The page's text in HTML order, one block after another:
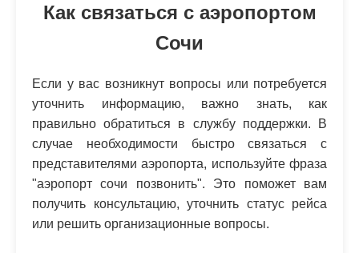
Как связаться с аэропортом
Сочи
Если у вас возникнут вопросы или потребуется
уточнить информацию, важно знать, как
правильно обратиться в службу поддержки. В
случае необходимости быстро связаться с
представителями аэропорта, используйте фраза
"аэропорт сочи позвонить". Это поможет вам
получить консультацию, уточнить статус рейса
или решить организационные вопросы.